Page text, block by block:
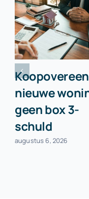
nieuwe
geen box 3-
schuld
augustus 6, 2026